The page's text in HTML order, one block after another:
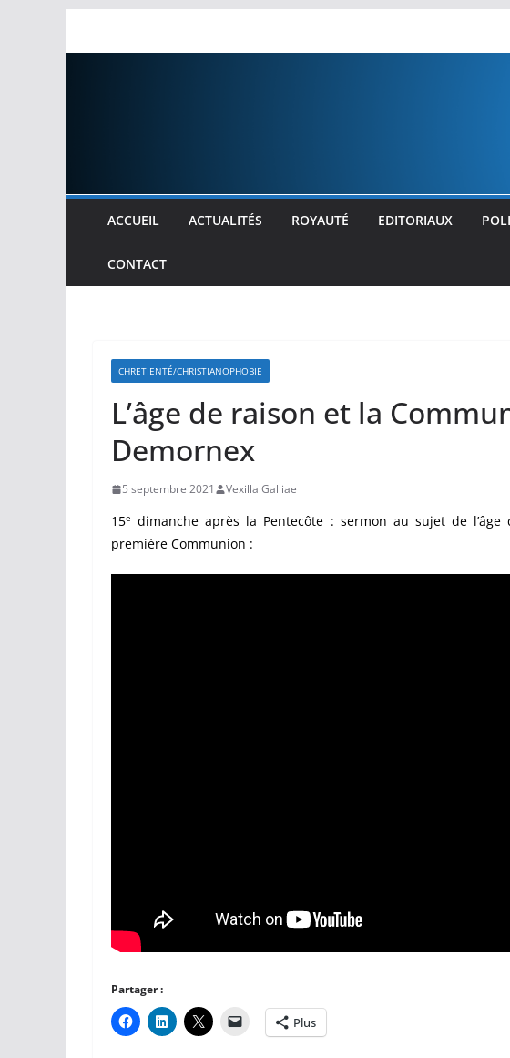
ACCUEIL ACTUALITÉS ROYAUTÉ EDITORIAUX
CONTACT
CHRETIENTÉ/CHRISTIANOPHOBIE
L’âge de raison et la
Demornex
5 septembre 2021 Vexilla Galliae
15e dimanche après la Pentecôte : sermon au sujet de
première Communion :
Partager :
Plus